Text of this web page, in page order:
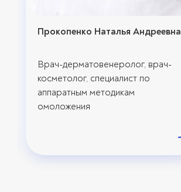
Прокопенко Наталья Андреевна
Врач-дерматовенеролог, врач-
косметолог, специалист по
аппаратным методикам
омоложения